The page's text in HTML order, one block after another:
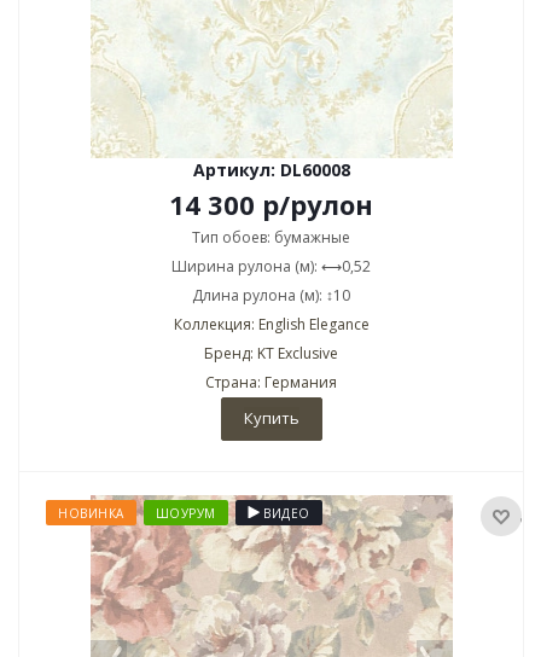
Артикул: DL60008
14 300 р/рулон
Тип обоев: бумажные
Ширина рулона (м): ⟷0,52
Длина рулона (м): ↕10
Коллекция: English Elegance
Бренд: KT Exclusive
Страна: Германия
Купить
НОВИНКА ШОУРУМ ВИДЕО